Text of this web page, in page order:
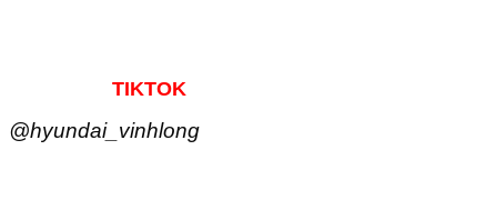
TIKTOK
@hyundai_vinhlong